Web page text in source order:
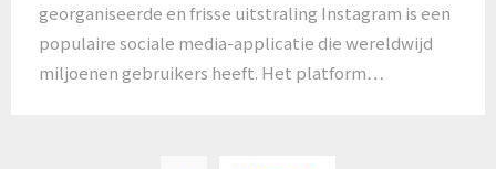
georganiseerde en frisse uitstraling Instagram is een
populaire sociale media-applicatie die wereldwijd
miljoenen gebruikers heeft. Het platform…